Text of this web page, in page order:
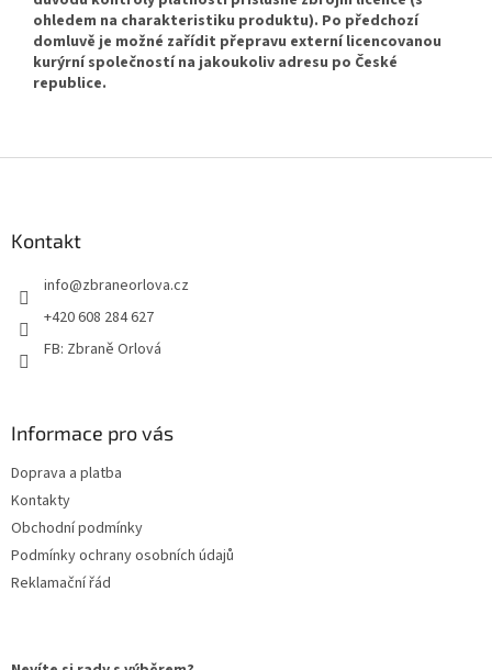
ohledem na charakteristiku produktu). Po předchozí
domluvě je možné zařídit přepravu externí licencovanou
kurýrní společností na jakoukoliv adresu po České
republice.
Kontakt
info@zbraneorlova.cz
+420 608 284 627
FB: Zbraně Orlová
Informace pro vás
Doprava a platba
Kontakty
Obchodní podmínky
Podmínky ochrany osobních údajů
Reklamační řád